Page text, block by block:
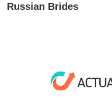
Russian Brides